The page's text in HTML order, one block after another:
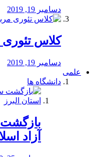
دسامبر 19, 2019
کلاس تئوری
دسامبر 19, 2019
علمی
دانشگاه ها
آزاد